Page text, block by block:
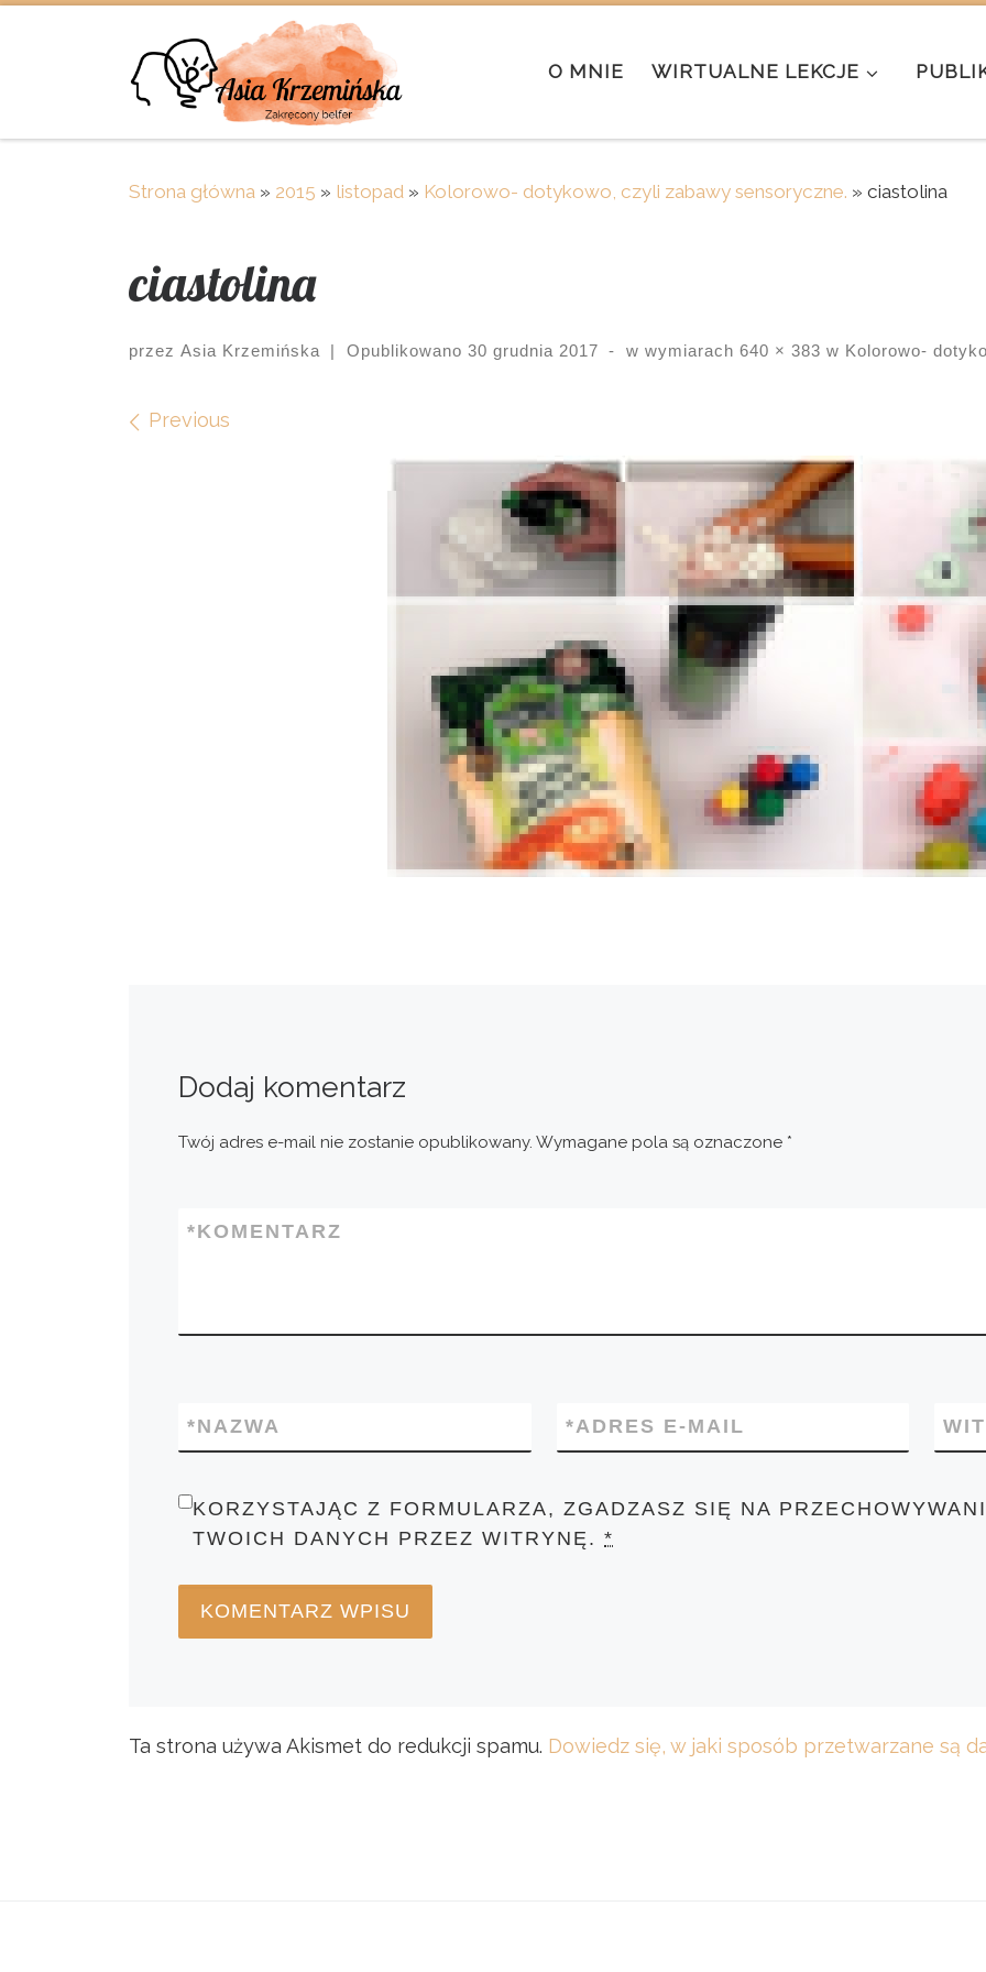
O MNIE WIRTUALNE LEKCJE
Strona główna » 2015 » listopad » Kolorowo- dotykowo, czyli zabawy sensoryczne. » ciastolina
ciastolina
przez Asia Krzemińska | Opublikowano 30 grudnia 2017 - w wymiarach 640 × 383 w Kolorowo-
Images navigation
Previous
Dodaj komentarz
Twój adres e-mail nie zostanie opublikowany. Wymagane pola są oznaczone *
KOMENTARZ
*
NAZWA
* ADRES E-MAIL
*
KORZYSTAJĄC Z FORMULARZA, ZGADZASZ SIĘ NA
TWOICH DANYCH PRZEZ WITRYNĘ.*
Ta strona używa Akismet do redukcji spamu. Dowiedz się, w jaki sposób przetwarzane są